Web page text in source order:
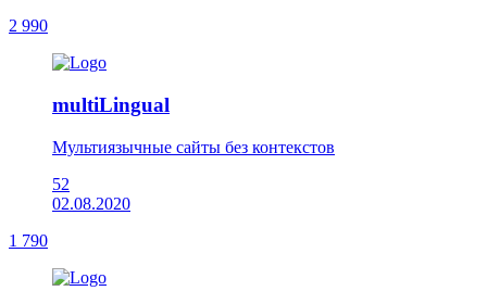
2 990
multiLingual
Мультиязычные сайты без контекстов
52
02.08.2020
1 790